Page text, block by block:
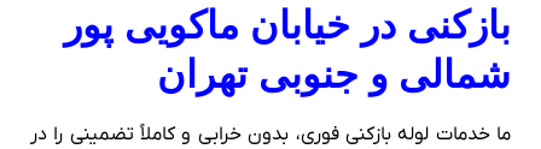
بازکنی در خیابان ماکویی پور
شمالی و جنوبی تهران
ما خدمات لوله بازکنی فوری، بدون خرابی و کاملاً تضمینی را در